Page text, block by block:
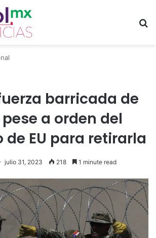
barricada de
a orden del
de EU para retirarla
julio 31, 2023 218 1 minute read